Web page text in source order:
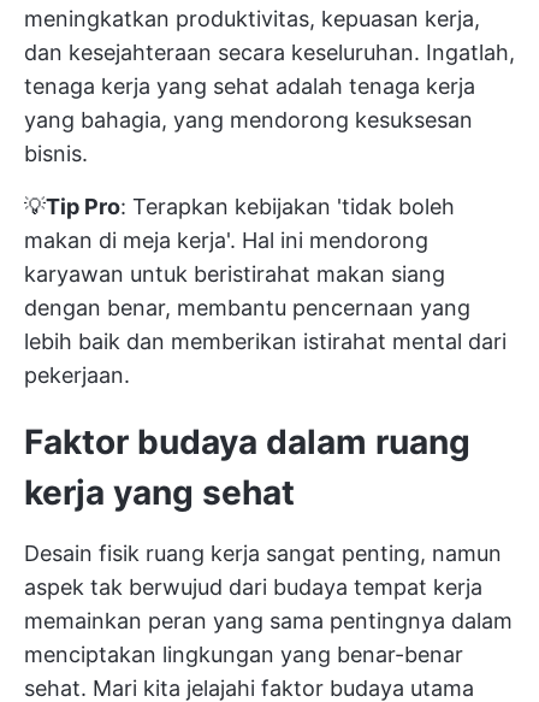
meningkatkan produktivitas, kepuasan kerja,
dan kesejahteraan secara keseluruhan. Ingatlah,
tenaga kerja yang sehat adalah tenaga kerja
yang bahagia, yang mendorong kesuksesan
bisnis.
💡Tip Pro: Terapkan kebijakan 'tidak boleh
makan di meja kerja'. Hal ini mendorong
karyawan untuk beristirahat makan siang
dengan benar, membantu pencernaan yang
lebih baik dan memberikan istirahat mental dari
pekerjaan.
Faktor budaya dalam ruang
kerja yang sehat
Desain fisik ruang kerja sangat penting, namun
aspek tak berwujud dari budaya tempat kerja
memainkan peran yang sama pentingnya dalam
menciptakan lingkungan yang benar-benar
sehat. Mari kita jelajahi faktor budaya utama